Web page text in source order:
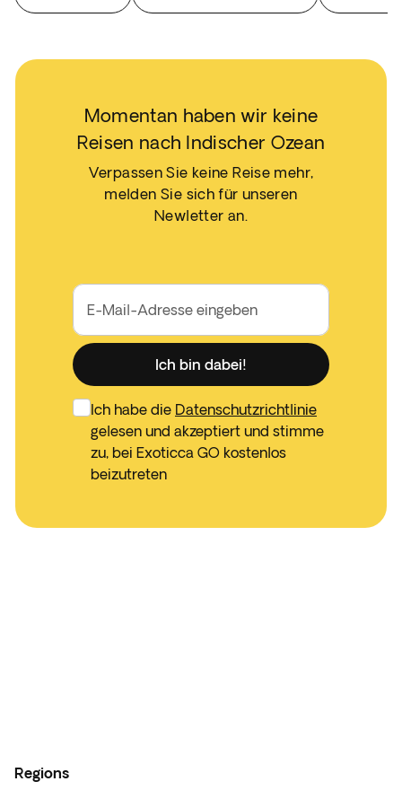
Momentan haben wir keine
Reisen nach Indischer Ozean
Verpassen Sie keine Reise mehr,
melden Sie sich für unseren
Newletter an.
E-Mail-Adresse eingeben
Ich bin dabei!
Ich habe die Datenschutzrichtlinie
gelesen und akzeptiert und stimme
zu, bei Exoticca GO kostenlos
beizutreten
Regions